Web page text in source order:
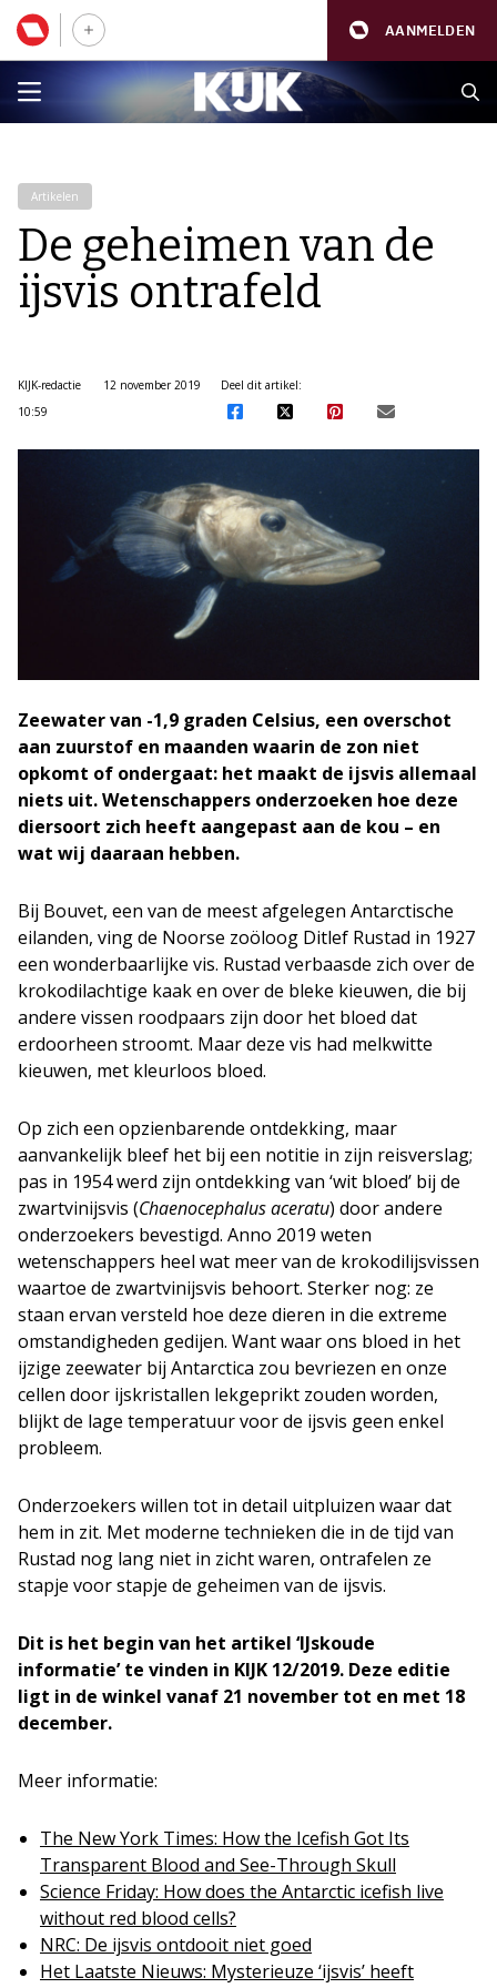
AANMELDEN
Artikelen
De geheimen van de
ijsvis ontrafeld
KIJK-redactie
12 november 2019
10:59
Deel dit artikel:
Zeewater van -1,9 graden Celsius, een overschot
aan zuurstof en maanden waarin de zon niet
opkomt of ondergaat: het maakt de ijsvis allemaal
niets uit. Wetenschappers onderzoeken hoe deze
diersoort zich heeft aangepast aan de kou – en
wat wij daaraan hebben.
Bij Bouvet, een van de meest afgelegen Antarctische
eilanden, ving de Noorse zoöloog Ditlef Rustad in 1927
een wonderbaarlijke vis. Rustad verbaasde zich over de
krokodilachtige kaak en over de bleke kieuwen, die bij
andere vissen roodpaars zijn door het bloed dat
erdoorheen stroomt. Maar deze vis had melkwitte
kieuwen, met kleurloos bloed.
Op zich een opzienbarende ontdekking, maar
aanvankelijk bleef het bij een notitie in zijn reisverslag;
pas in 1954 werd zijn ontdekking van ‘wit bloed’ bij de
zwartvinijsvis (Chaenocephalus aceratu) door andere
onderzoekers bevestigd. Anno 2019 weten
wetenschappers heel wat meer van de krokodilijsvissen
waartoe de zwartvinijsvis behoort. Sterker nog: ze
staan ervan versteld hoe deze dieren in die extreme
omstandigheden gedijen. Want waar ons bloed in het
ijzige zeewater bij Antarctica zou bevriezen en onze
cellen door ijskristallen lekgeprikt zouden worden,
blijkt de lage temperatuur voor de ijsvis geen enkel
probleem.
Onderzoekers willen tot in detail uitpluizen waar dat
hem in zit. Met moderne technieken die in de tijd van
Rustad nog lang niet in zicht waren, ontrafelen ze
stapje voor stapje de geheimen van de ijsvis.
Dit is het begin van het artikel ‘IJskoude
informatie’ te vinden in KIJK 12/2019. Deze editie
ligt in de winkel vanaf 21 november tot en met 18
december.
Meer informatie:
The New York Times: How the Icefish Got Its
Transparent Blood and See-Through Skull
Science Friday: How does the Antarctic icefish live
without red blood cells?
NRC: De ijsvis ontdooit niet goed
Het Laatste Nieuws: Mysterieuze ‘ijsvis’ heeft